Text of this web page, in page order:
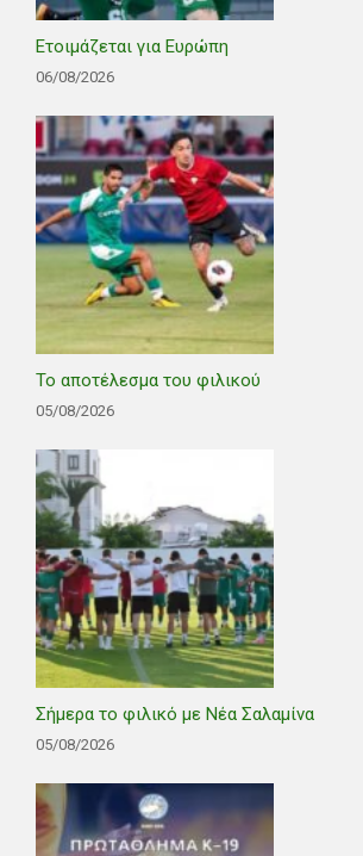
Ετοιμάζεται για Ευρώπη
06/08/2026
Το αποτέλεσμα του φιλικού
05/08/2026
Σήμερα το φιλικό με Νέα Σαλαμίνα
05/08/2026